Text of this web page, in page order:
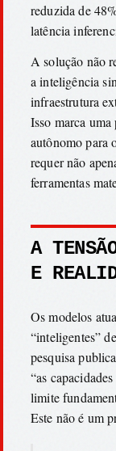
reduzida de
latência
A solução não
a inteligência
infraestrutura
Isso marca
autônomo para
requer não
ferramentas
A
E
Os modelos
“inteligentes”
pesquisa
“as
limite
Este não é um